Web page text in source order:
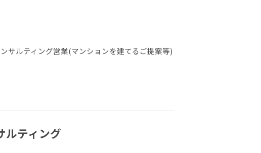
サルティング営業(マンションを建てるご提案等)
ルティング